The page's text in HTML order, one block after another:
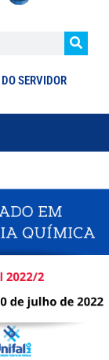
SERVIDOR